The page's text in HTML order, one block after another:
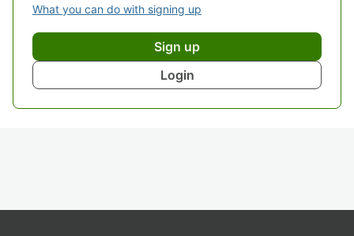
What you can do with signing up
Sign up
Login